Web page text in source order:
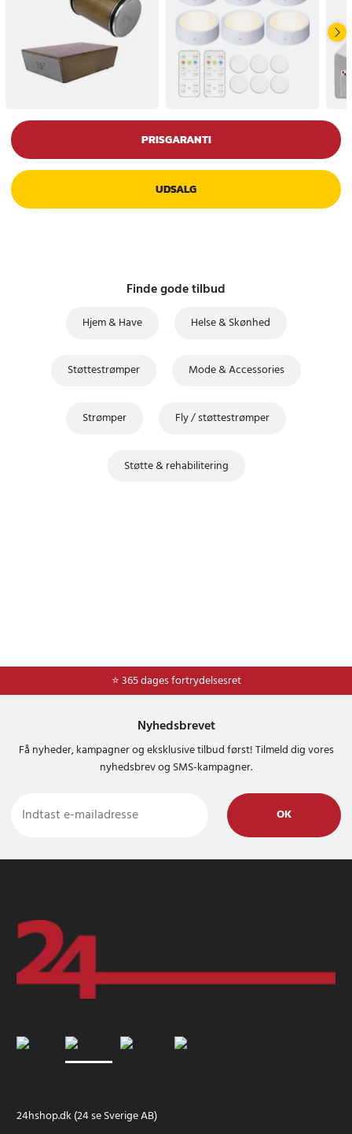
PRISGARANTI
UDSALG
Finde gode tilbud
Hjem & Have Helse & Skønhed
Støttestrømper Mode & Accessories
Strømper Fly / støttestrømper
Støtte & rehabilitering
⭐ 365 dages fortrydelsesret
⭐ Nem og sikker betaling med mobilepay og dankort
Nyhedsbrevet
Få nyheder, kampagner og eksklusive tilbud først! Tilmeld dig vores
nyhedsbrev og SMS-kampagner.
OK
24hshop.dk (24 se Sverige AB)